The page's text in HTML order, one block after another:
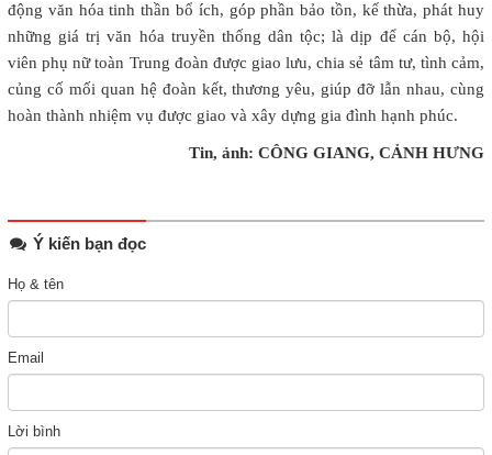
động văn hóa tinh thần bổ ích, góp phần bảo tồn, kế thừa, phát huy
những giá trị văn hóa truyền thống dân tộc; là dịp để cán bộ, hội
viên phụ nữ toàn Trung đoàn được giao lưu, chia sẻ tâm tư, tình cảm,
củng cố mối quan hệ đoàn kết, thương yêu, giúp đỡ lẫn nhau, cùng
hoàn thành nhiệm vụ được giao và xây dựng gia đình hạnh phúc.
Tin, ảnh: CÔNG GIANG, CẢNH HƯNG
Ý kiến bạn đọc
Họ & tên
Email
Lời bình